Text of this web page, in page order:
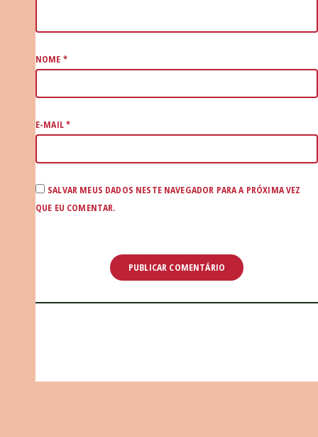
NOME *
E-MAIL*
SALVAR MEUS DADOS NESTE NAVEGADOR PARA A PRÓXIMA VEZ
QUE EU COMENTAR.